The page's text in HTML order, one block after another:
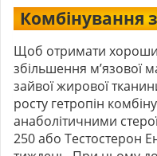
Комбінування
Щоб отримати
збільшення м’язової
зайвої жирової
росту гетропін
анаболітичними
250 або Тестостерон